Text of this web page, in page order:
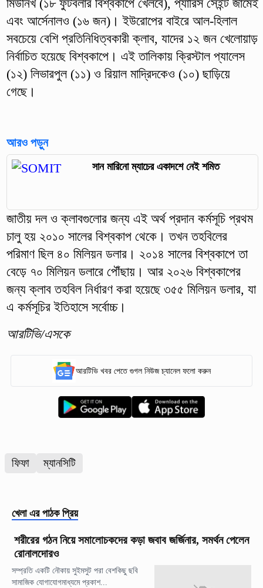
মিউনিখ (১৮ ফুটবলার বিশ্বকাপে খেলবে), প্যারিস সেইন্ট জার্মেই
এবং আর্সেনালও (১৬ জন)। ইউরোপের বাইরে আল-হিলাল
সবচেয়ে বেশি প্রতিনিধিত্বকারী ক্লাব, যাদের ১২ জন খেলোয়াড়
নির্বাচিত হয়েছে বিশ্বকাপে। এই তালিকায় ক্রিস্টাল প্যালেস
(১২) লিভারপুল (১১) ও রিয়াল মাদ্রিদকেও (১০) ছাড়িয়ে
গেছে।
আরও পড়ুন
সান মারিনো ম্যাচের একাদশে নেই শমিত
জাতীয় দল ও ক্লাবগুলোর জন্য এই অর্থ প্রদান কর্মসূচি প্রথম
চালু হয় ২০১০ সালের বিশ্বকাপ থেকে। তখন তহবিলের
পরিমাণ ছিল ৪০ মিলিয়ন ডলার। ২০১৪ সালের বিশ্বকাপে তা
বেড়ে ৭০ মিলিয়ন ডলারে পৌঁছায়। আর ২০২৬ বিশ্বকাপের
জন্য ক্লাব তহবিল নির্ধারণ করা হয়েছে ৩৫৫ মিলিয়ন ডলার, যা
এ কর্মসূচির ইতিহাসে সর্বোচ্চ।
আরটিভি/এসকে
আরটিভি খবর পেতে গুগল নিউজ চ্যানেল ফলো করুন
ফিফা ম্যানসিটি
খেলা এর পাঠক প্রিয়
শরীরের গঠন নিয়ে সমালোচকদের কড়া জবাব জর্জিনার, সমর্থন পেলেন
রোনালদোরও
সম্প্রতি একটি নৌকায় সুইমসুট পরা বেশকিছু ছবি
সামাজিক যোগাযোগমাধ্যমে প্রকাশ...